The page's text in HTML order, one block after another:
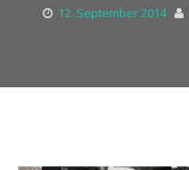
12. September 2014